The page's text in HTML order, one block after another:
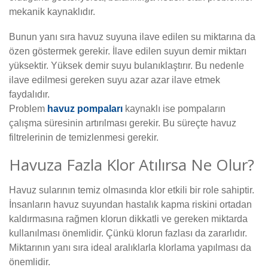
mekanik kaynaklıdır.
Bunun yanı sıra havuz suyuna ilave edilen su miktarına da
özen göstermek gerekir. İlave edilen suyun demir miktarı
yüksektir. Yüksek demir suyu bulanıklaştırır. Bu nedenle
ilave edilmesi gereken suyu azar azar ilave etmek
faydalıdır.
Problem havuz pompaları kaynaklı ise pompaların
çalışma süresinin artırılması gerekir. Bu süreçte havuz
filtrelerinin de temizlenmesi gerekir.
Havuza Fazla Klor Atılırsa Ne Olur?
Havuz sularının temiz olmasında klor etkili bir role sahiptir.
İnsanların havuz suyundan hastalık kapma riskini ortadan
kaldırmasına rağmen klorun dikkatli ve gereken miktarda
kullanılması önemlidir. Çünkü klorun fazlası da zararlıdır.
Miktarının yanı sıra ideal aralıklarla klorlama yapılması da
önemlidir.